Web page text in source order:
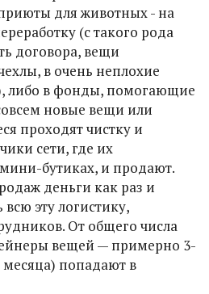
для животных - на
(с такого рода
договора, вещи
в очень неплохие
либо в фонды, помогающие
новые вещи или
проходят чистку и
сети, где их
бутиках, и продают.
деньги как раз и
эту логистику,
От общего числа
вещей — примерно 3-
месяца) попадают в